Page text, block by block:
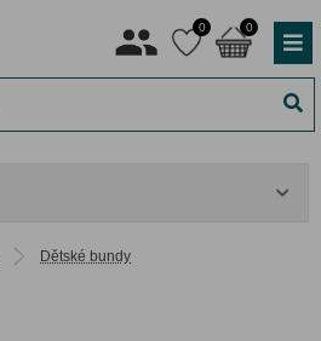
0 0
Dětské bundy